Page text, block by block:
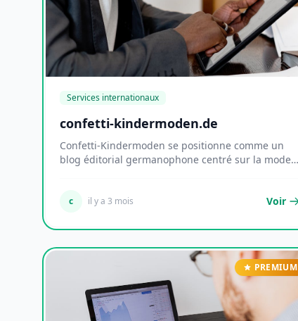
Services internationaux
confetti-kindermoden.de
Confetti-Kindermoden se positionne comme un
blog éditorial germanophone centré sur la mode
c il y a 3 mois Voir
PREMIUM